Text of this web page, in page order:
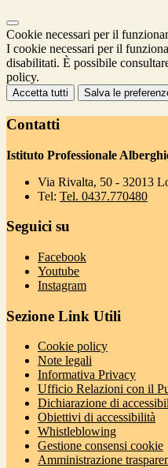
Cookie necessari per il
I cookie necessari per il
disabilitati. È possibile
policy.
Accetta tutti Salva le
Contatti
Istituto Professionale
Via Rivalta, 50 - 32013
Tel: Tel. 0437.770480
Seguici su
Facebook
Youtube
Instagram
Sezione Link Utili
Cookie policy
Note legali
Informativa Privacy
Ufficio Relazioni con il
Dichiarazione di
Obiettivi di accessibilità
Whistleblowing
Gestione consensi cookie
Amministrazione